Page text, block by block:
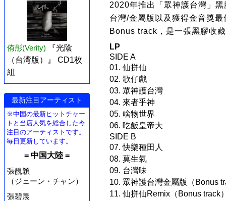
侑彤(Verity)
『光陰
（台湾版）』 CD1枚
組
最新注目アーティスト
※中国の最新ヒットチャー
トと当店人気を総合した今
注目のアーティストです。
毎日更新しています。
= 中国大陸 =
張靚穎
（ジェーン・チャン）
張碧晨
2020年推出「眾神護台灣」
台灣/金屬版以及獲得金音獎
Bonus track，是一張黑膠收
LP
SIDE A
01. 仙拼仙
02. 歌仔戲
03. 眾神護台灣
04. 來者乎神
05. 啥物世界
06. 吃飯皇帝大
SIDE B
07. 快樂種田人
08. 莫生氣
09. 台灣味
10. 眾神護台灣金屬版（Bonus
11. 仙拼仙Remix（Bonus track